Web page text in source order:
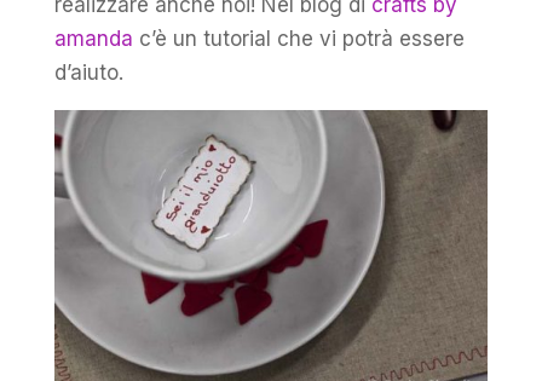
amanda c’è un tutorial che vi potrà essere
d’aiuto.